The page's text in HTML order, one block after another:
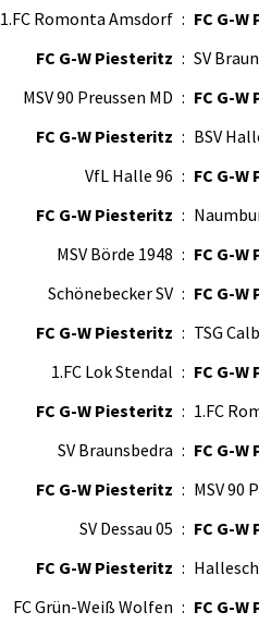
1.FC Romonta Amsdorf : FC G-
FC G-W Piesteritz : SV
MSV 90 Preussen MD : FC G-
FC G-W Piesteritz : BSV
VfL Halle 96 : FC G-
FC G-W Piesteritz :
MSV Börde 1948 : FC G-
Schönebecker SV : FC G-
FC G-W Piesteritz : TSG
1.FC Lok Stendal : FC G-
FC G-W Piesteritz : 1.FC
SV Braunsbedra : FC G-
FC G-W Piesteritz : MSV 90
SV Dessau 05 : FC G-
FC G-W Piesteritz :
FC Grün-Weiß Wolfen : FC G-